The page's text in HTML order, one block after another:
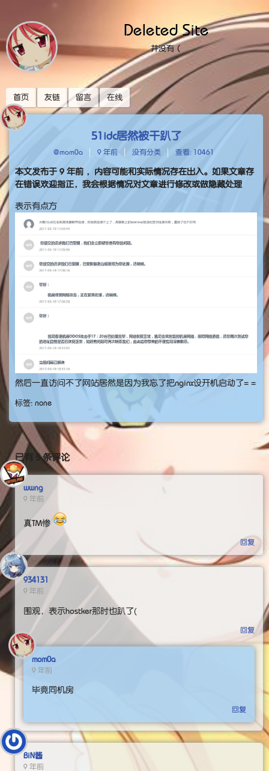
Deleted Site
并没有（
首页 友链 留言 在线
51idc居然被干趴了
@mom0a 9 年前 没有分类 查看: 10461
本文发布于 9 年前 ，内容可能和实际情况存在出入。如果文章存
在错误欢迎指正，我会根据情况对文章进行修改或做隐藏处理
表示有点方
然后一直访问不了网站居然是因为我忘了把nginx设开机启动了= =
标签: none
已有 5 条评论
wwng
9 年前
真TM惨
回复
934131
9 年前
围观，表示hostker那时也趴了(
回复
mom0a
9 年前
毕竟同机房
回复
BiN酱
9 年前